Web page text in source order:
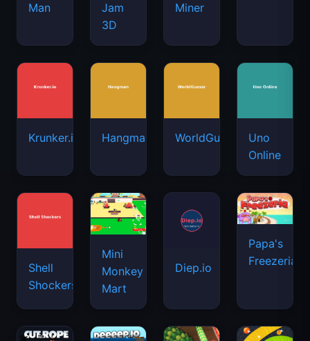
Man
Jam
3D
Miner
Krunker.io Hangman WorldGuessr
Uno
Online
Shell
Shockers
Mini
Monkey
Mart
Diep.io
Papa's
Freezeria